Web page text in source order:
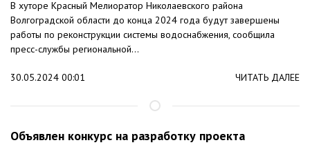
В хуторе Красный Мелиоратор Николаевского района
Волгоградской области до конца 2024 года будут завершены
работы по реконструкции системы водоснабжения, сообщила
пресс-службы региональной...
30.05.2024 00:01 ЧИТАТЬ ДАЛЕЕ
Объявлен конкурс на разработку проекта